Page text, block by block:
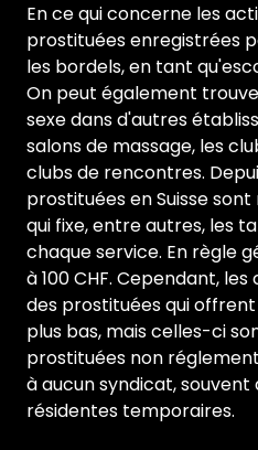
En ce qui concerne les
prostituées enregistrées
les bordels, en tant
On peut également
sexe dans d'autres
salons de massage, les
clubs de rencontres.
prostituées en Suisse
qui fixe, entre autres, les
chaque service. En règle
à 100 CHF. Cependant,
des prostituées qui
plus bas, mais celles-ci
prostituées non
à aucun syndicat,
résidentes temporaires.